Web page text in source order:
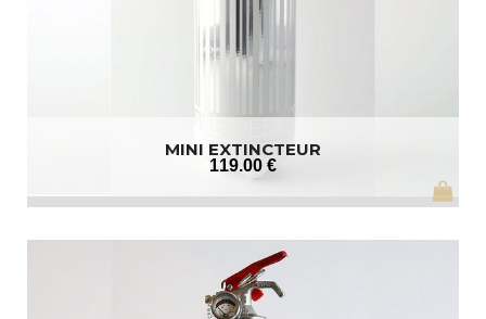
MINI EXTINCTEUR
119.00 €